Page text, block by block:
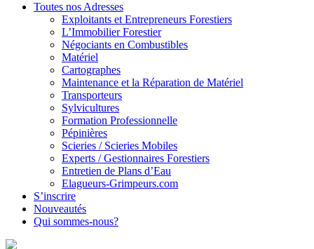
Toutes nos Adresses
Exploitants et Entrepreneurs Forestiers
L’Immobilier Forestier
Négociants en Combustibles
Matériel
Cartographes
Maintenance et la Réparation de Matériel
Transporteurs
Sylvicultures
Formation Professionnelle
Pépinières
Scieries / Scieries Mobiles
Experts / Gestionnaires Forestiers
Entretien de Plans d’Eau
Elagueurs-Grimpeurs.com
S’inscrire
Nouveautés
Qui sommes-nous?